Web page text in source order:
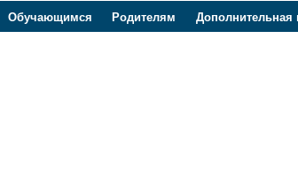
Обучающимся Родителям